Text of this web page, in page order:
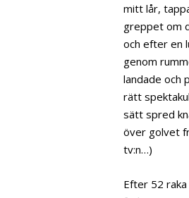
mitt lår,
greppet om
och efter en
genom
landade och
rätt
sätt spred
över golvet
tv:n…)
Efter 52 raka